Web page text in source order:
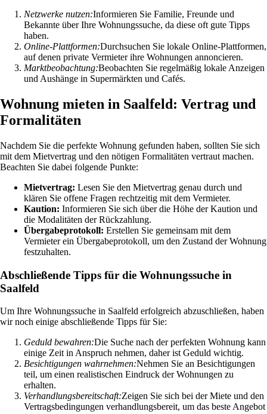
Netzwerke nutzen:Informieren Sie Familie, Freunde und
Bekannte über Ihre Wohnungssuche, da diese oft gute Tipps
haben.
Online-Plattformen:Durchsuchen Sie lokale Online-Plattformen,
auf denen private Vermieter ihre Wohnungen annoncieren.
Marktbeobachtung:Beobachten Sie regelmäßig lokale Anzeigen
und Aushänge in Supermärkten und Cafés.
Wohnung mieten in Saalfeld: Vertrag und
Formalitäten
Nachdem Sie die perfekte Wohnung gefunden haben, sollten Sie sich
mit dem Mietvertrag und den nötigen Formalitäten vertraut machen.
Beachten Sie dabei folgende Punkte:
Mietvertrag: Lesen Sie den Mietvertrag genau durch und
klären Sie offene Fragen rechtzeitig mit dem Vermieter.
Kaution: Informieren Sie sich über die Höhe der Kaution und
die Modalitäten der Rückzahlung.
Übergabeprotokoll: Erstellen Sie gemeinsam mit dem
Vermieter ein Übergabeprotokoll, um den Zustand der Wohnung
festzuhalten.
Abschließende Tipps für die Wohnungssuche in
Saalfeld
Um Ihre Wohnungssuche in Saalfeld erfolgreich abzuschließen, haben
wir noch einige abschließende Tipps für Sie:
Geduld bewahren:Die Suche nach der perfekten Wohnung kann
einige Zeit in Anspruch nehmen, daher ist Geduld wichtig.
Besichtigungen wahrnehmen:Nehmen Sie an Besichtigungen
teil, um einen realistischen Eindruck der Wohnungen zu
erhalten.
Verhandlungsbereitschaft:Zeigen Sie sich bei der Miete und den
Vertragsbedingungen verhandlungsbereit, um das beste Angebot